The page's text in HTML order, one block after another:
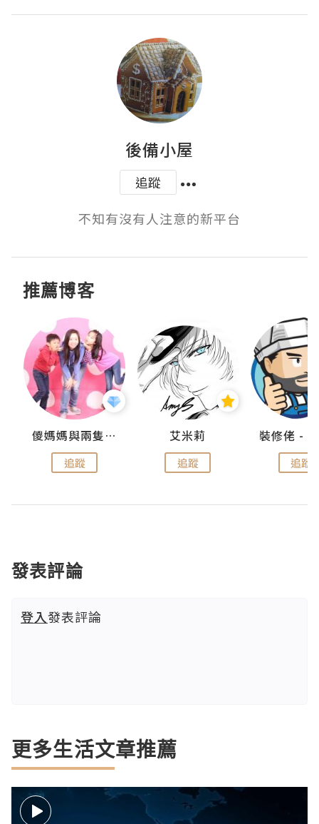
後備小屋
追蹤
不知有沒有人注意的新平台
推薦博客
儍媽媽與兩隻小魔怪之家
追蹤
艾米莉
追蹤 追蹤
發表評論
登入發表評論
更多生活文章推薦